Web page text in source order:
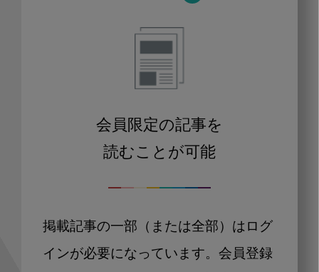
会員限定の記事を
読むことが可能
掲載記事の一部（または全部）はログ
インが必要になっています。会員登録